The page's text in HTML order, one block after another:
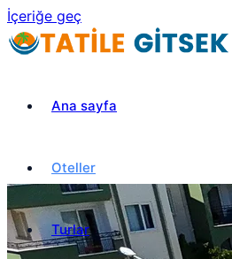
İçeriğe geç
Ana sayfa
Oteller
Turlar